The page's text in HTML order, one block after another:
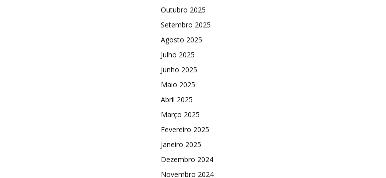
Outubro 2025
Setembro 2025
Agosto 2025
Julho 2025
Junho 2025
Maio 2025
Abril 2025
Março 2025
Fevereiro 2025
Janeiro 2025
Dezembro 2024
Novembro 2024